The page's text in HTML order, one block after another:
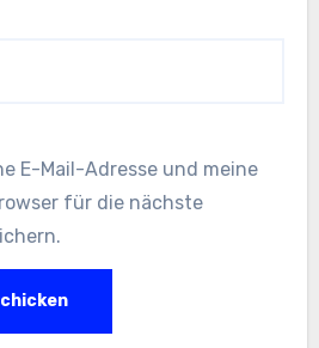
E-Mail-Adresse und meine
für die nächste